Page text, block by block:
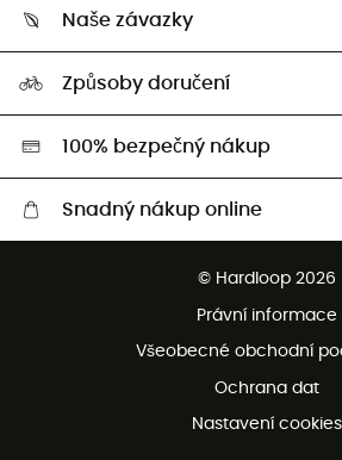
Vrácení zboží a peněz
Naši Ambasadoři
Naše závazky
Second hand
HardGreen
Způsoby doručení
100% bezpečný nákup
Snadný nákup online
Bezplatné vrácení do 100 dnů
Bezplatná zákaznická služba
© Hardloop 2026
Právní informace
Všeobecné obchodní
Ochrana dat
Nastavení cookies